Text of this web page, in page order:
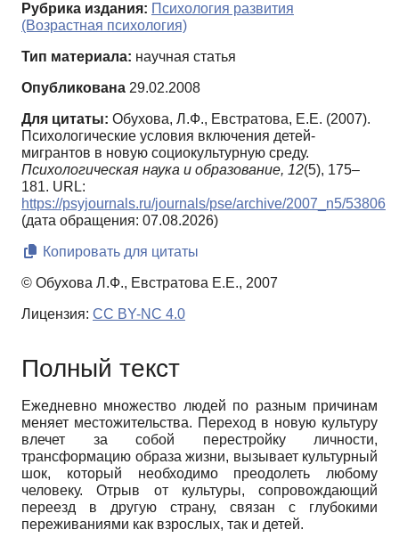
Рубрика издания: Психология развития
(Возрастная психология)
Тип материала: научная статья
Опубликована 29.02.2008
Для цитаты: Обухова, Л.Ф., Евстратова, Е.Е. (2007).
Психологические условия включения детей-
мигрантов в новую социокультурную среду.
Психологическая наука и образование, 12(5), 175–
181. URL:
https://psyjournals.ru/journals/pse/archive/2007_n5/53806
(дата обращения: 07.08.2026)
Копировать для цитаты
© Обухова Л.Ф., Евстратова Е.Е., 2007
Лицензия: CC BY-NC 4.0
Полный текст
Ежедневно множество людей по разным причинам
меняет местожительства. Переход в новую культуру
влечет за собой перестройку личности,
трансформацию образа жизни, вызывает культурный
шок, который необходимо преодолеть любому
человеку. Отрыв от культуры, сопровождающий
переезд в другую страну, связан с глубокими
переживаниями как взрослых, так и детей.